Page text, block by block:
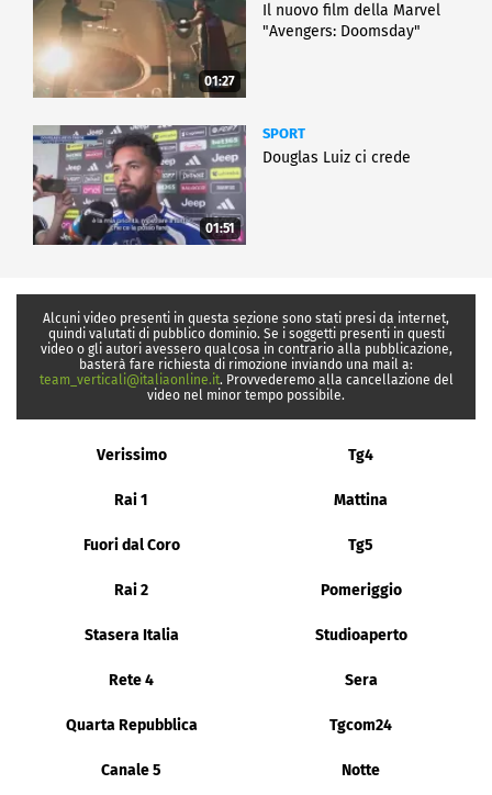
01:27
Il nuovo film della Marvel
"Avengers: Doomsday"
01:51
SPORT
Douglas Luiz ci crede
Alcuni video presenti in questa sezione sono stati presi da internet,
quindi valutati di pubblico dominio. Se i soggetti presenti in questi
video o gli autori avessero qualcosa in contrario alla pubblicazione,
basterà fare richiesta di rimozione inviando una mail a:
team_verticali@italiaonline.it. Provvederemo alla cancellazione del
video nel minor tempo possibile.
Verissimo Tg4
Rai 1 Mattina
Fuori dal Coro Tg5
Rai 2 Pomeriggio
Stasera Italia Studioaperto
Rete 4 Sera
Quarta Repubblica Tgcom24
Canale 5 Notte